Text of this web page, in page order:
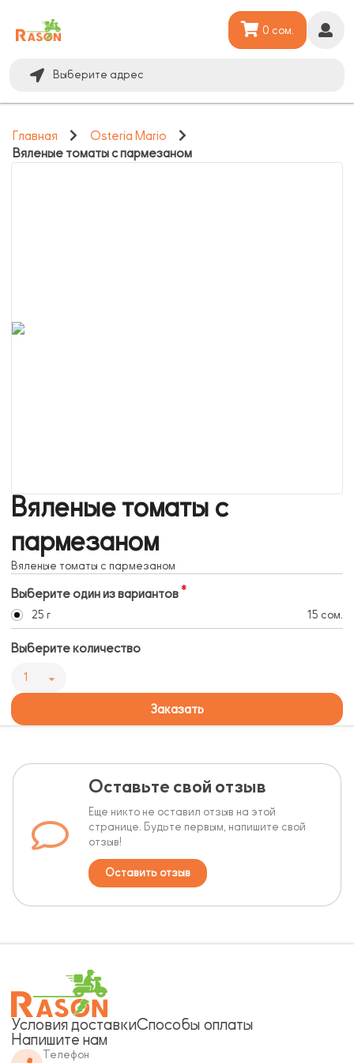
Выберите адрес
0 сом.
Главная
Osteria Mario
Вяленые томаты с пармезаном
Вяленые томаты с
пармезаном
Вяленые томаты с пармезаном
Выберите один из вариантов
25 г 15 сом.
Выберите количество
1
Заказать
Оставьте свой отзыв
Еще никто не оставил отзыв на этой
странице. Будьте первым, напишите свой
отзыв!
Оставить отзыв
Условия доставкиСпособы оплаты
Напишите нам
Телефон